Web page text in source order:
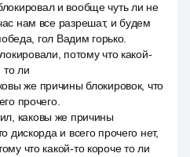
и вообще чуть ли не
нам все разрешат, и будем
гол Вадим горько.
потому что какой-
то ли
же причины блокировок, что
прочего.
каковы же причины
дискорда и всего прочего нет,
что какой-то короче то ли